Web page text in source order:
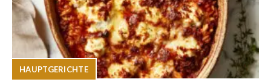
HAUPTGERICHTE